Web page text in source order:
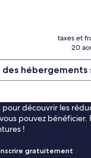
taxes et
20
des hébergements
découvrir les
pouvez bénéficier.
!
gratuitement